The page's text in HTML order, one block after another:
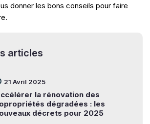
donner les bons conseils pour faire
articles
21 Avril 2025
la rénovation des
dégradées : les
décrets pour 2025